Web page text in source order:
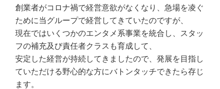
創業者がコロナ禍で経営意欲がなくなり、急場を凌ぐ
ために当グループで経営してきていたのですが、
現在ではいくつかのエンタメ系事業を統合し、スタッ
フの補充及び責任者クラスも育成して、
安定した経営が持続してきましたので、発展を目指し
ていただける野心的な方にバトンタッチできたら存じ
ます。